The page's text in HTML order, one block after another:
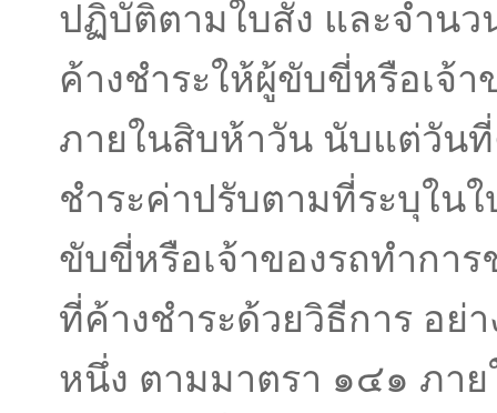
ปฏิบัติตามใบสั่ง และจําน
ค้างชําระให้ผู้ขับขี่หรือเจ้า
ภายในสิบห้าวัน นับแต่วัน
ชําระค่าปรับตามที่ระบุในใ
ขับขี่หรือเจ้าของรถทําการ
ที่ค้างชําระด้วยวิธีการ อย่า
หนึ่ง ตามมาตรา ๑๔๑ ภา